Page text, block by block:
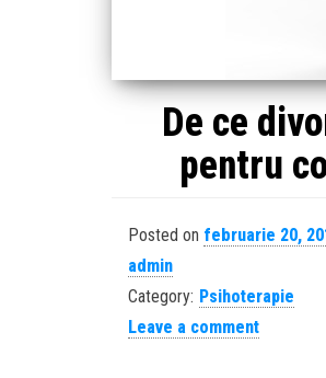
De ce
pentru
Posted on februarie 20,
admin
Category: Psihoterapie
Leave a comment